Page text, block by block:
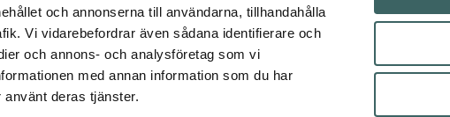
och annonserna till användarna, tillhandahålla
Vi vidarebefordrar även sådana identifierare och
och annons- och analysföretag som vi
med annan information som du har
deras tjänster.
dataskyddspolicy.